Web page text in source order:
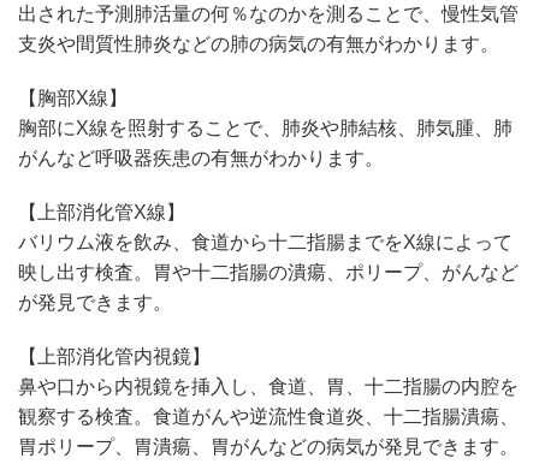
出された予測肺活量の何％なのかを測ることで、慢性気管
支炎や間質性肺炎などの肺の病気の有無がわかります。
【胸部X線】
胸部にX線を照射することで、肺炎や肺結核、肺気腫、肺
がんなど呼吸器疾患の有無がわかります。
【上部消化管X線】
バリウム液を飲み、食道から十二指腸までをX線によって
映し出す検査。胃や十二指腸の潰瘍、ポリープ、がんなど
が発見できます。
【上部消化管内視鏡】
鼻や口から内視鏡を挿入し、食道、胃、十二指腸の内腔を
観察する検査。食道がんや逆流性食道炎、十二指腸潰瘍、
胃ポリープ、胃潰瘍、胃がんなどの病気が発見できます。